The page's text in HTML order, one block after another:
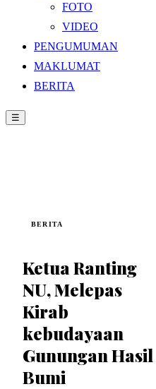
FOTO
VIDEO
PENGUMUMAN
MAKLUMAT
BERITA
☰
BERITA
Ketua Ranting
NU, Melepas
Kirab
kebudayaan
Gunungan Hasil
Bumi